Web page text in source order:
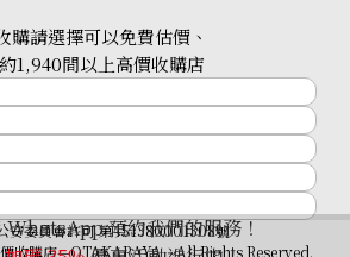
WhatsApp 預約我們的服務！
購請選擇可以免費估價、
1,940間以上高價收購店
安委員會許可 第451380001308號
購店—OTAKARAYA All Rights Reserved.